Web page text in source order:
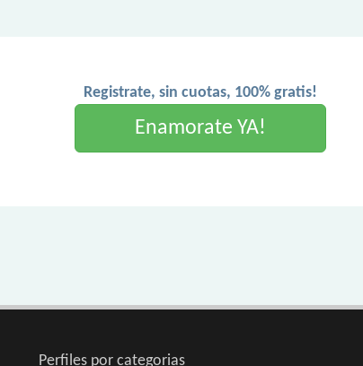
Registrate, sin cuotas, 100% gratis!
Enamorate YA!
Perfiles por categorias